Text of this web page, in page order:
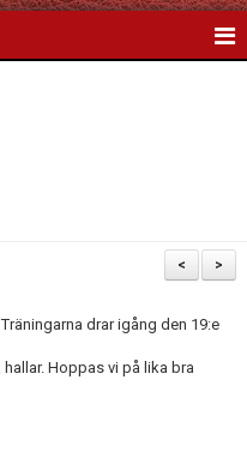
>
<
drar igång den 19:e
Hoppas vi på lika bra